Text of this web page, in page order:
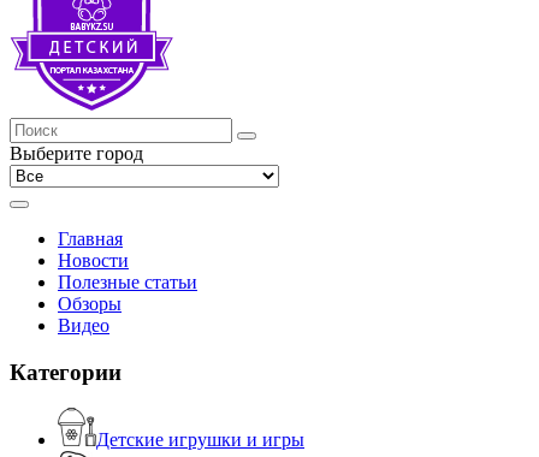
Выберите город
Главная
Новости
Полезные статьи
Обзоры
Видео
Категории
Детские игрушки и игры